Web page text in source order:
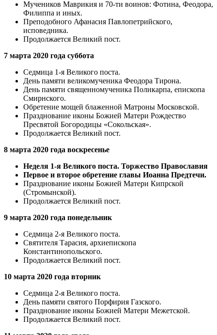
Мучеников Маврикия и 70-ти воинов: Фотина, Феодора,
Филиппа и иных.
Преподобного Афанасия Павлопетрийского,
исповедника.
Продолжается Великий пост.
7 марта 2020 года суббота
Седмица 1-я Великого поста.
День памяти великомученика Феодора Тирона.
День памяти священномученика Поликарпа, eпископа
Смирнского.
Обретение мощей блаженной Матроны Московской.
Празднование иконы Божией Матери Рождество
Пресвятой Богородицы «Сокольская».
Продолжается Великий пост.
8 марта 2020 года воскресенье
Неделя 1-я Великого поста. Торжество Православия
Первое и второе обретение главы Иоанна Предтечи.
Празднование иконы Божией Матери Кипрской
(Стромынской).
Продолжается Великий пост.
9 марта 2020 года понедельник
Седмица 2-я Великого поста.
Святителя Тарасия, архиeпископа
Константинопольского.
Продолжается Великий пост.
10 марта 2020 года вторник
Седмица 2-я Великого поста.
День памяти святого Порфирия Газского.
Празднование иконы Божией Матери Межетской.
Продолжается Великий пост.